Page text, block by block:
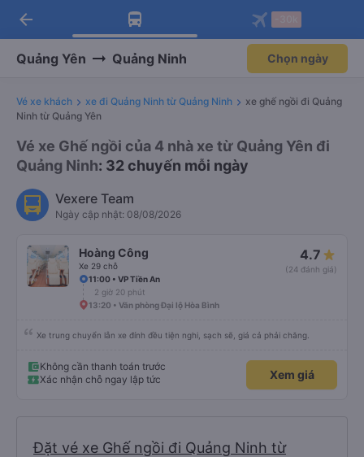
Tải app Vexere ngay!
Nhận ưu đãi thành viên độc
Mở app
Tải app Vexere
-30k/ghế khi đặt vé máy bay qua
Mở app
arrow_back
Quảng Yên Quảng Ninh Chọn ngày
Vé xe khách xe đi Quảng Ninh từ Quảng Ninh
xe ghế ngồi đi Quảng
Ninh từ Quảng Yên
Vé xe Ghế ngồi của 4 nhà xe từ Quảng Yên đi
Quảng Ninh: 32 chuyến mỗi ngày
Vexere Team
Ngày cập nhật: 08/08/2026
Hoàng Công
Xe 29 chỗ
4.7
(24 đánh giá)
11:00 • VP Tiền An
2 giờ 20 phút
13:20 • Văn phòng Đại lộ Hòa Bình
Xe trung chuyển lẫn xe đính đều tiện nghi, sạch sẽ, giá cả phải chăng.
Không cần thanh toán trước
Xác nhận chỗ ngay lập tức
Xem giá
Đặt vé xe Ghế ngồi đi Quảng Ninh từ